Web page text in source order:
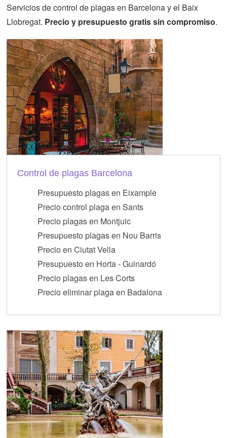
Servicios de control de plagas en Barcelona y el Baix
Llobregat. Precio y presupuesto gratis sin compromiso.
Control de plagas Barcelona
Presupuesto plagas en Eixample
Precio control plaga en Sants
Precio plagas en Montjuic
Presupuesto plagas en Nou Barris
Precio en Ciutat Vella
Presupuesto en Horta - Guinardó
Precio plagas en Les Corts
Precio eliminar plaga en Badalona